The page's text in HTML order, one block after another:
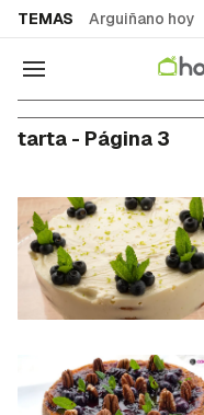
TEMAS Arguiñano hoy
Navegación
tarta - Página 3